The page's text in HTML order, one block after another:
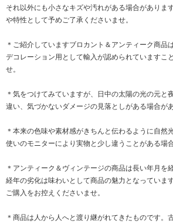
それ以外にも小さなキズや汚れがある場合がありま
や特性として予めご了承くださいませ。
＊ご紹介していますブロカント＆アンティーク商品
デコレーション用として輸入が認められていますこ
せ。
＊気をつけてみていますが、日中の太陽の光の元と
違い、気づかないダメージの見落としがある場合が
＊本来の色味や素材感がきちんと伝わるように自然
使いのモニターにより実物と少し違うことがある場
＊アンティーク＆ヴィンテージの商品は長い年月を
経年の劣化は味わいとして商品の魅力となっていま
ご購入をお控えくださいませ。
＊商品は人から人へと渡り継がれてきたものです。